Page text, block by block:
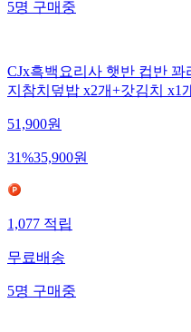
5명구매중
CJx흑백요리사 햇반 컵반
지참치덮밥 x2개+갓김치 x1
51,900원
31%35,900원
1,077적립
무료배송
5명구매중